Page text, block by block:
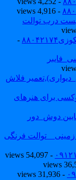
- 4,916 views
درب توالت
-
فلاش
برای هنرهای
دوش_دور
_ توالت فرنگی
- 54,097 views
- 31,936 views